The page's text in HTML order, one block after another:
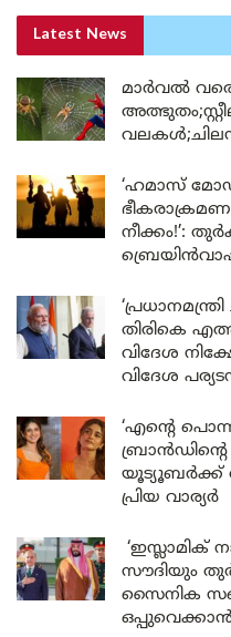
Latest News
മാർവൽ വരെ
‘ഹമാസ്
നീക്കം!’:
തിരികെ
വിദേശ
വിദേശ
‘എന്റെ
യൂട്യൂബർക്ക്
പ്രിയ വാര്യർ
‘ഇസ്ലാമിക്
സൗദിയും
സൈനിക